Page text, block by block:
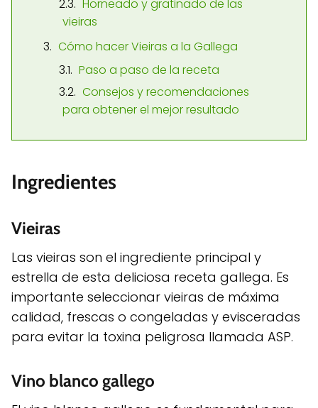
Horneado y gratinado de las
vieiras
Cómo hacer Vieiras a la Gallega
Paso a paso de la receta
Consejos y recomendaciones
para obtener el mejor resultado
Ingredientes
Vieiras
Las vieiras son el ingrediente principal y
estrella de esta deliciosa receta gallega. Es
importante seleccionar vieiras de máxima
calidad, frescas o congeladas y evisceradas
para evitar la toxina peligrosa llamada ASP.
Vino blanco gallego